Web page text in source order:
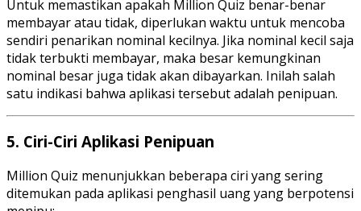
Untuk memastikan apakah Million Quiz benar-benar
membayar atau tidak, diperlukan waktu untuk mencoba
sendiri penarikan nominal kecilnya. Jika nominal kecil saja
tidak terbukti membayar, maka besar kemungkinan
nominal besar juga tidak akan dibayarkan. Inilah salah
satu indikasi bahwa aplikasi tersebut adalah penipuan.
5. Ciri-Ciri Aplikasi Penipuan
Million Quiz menunjukkan beberapa ciri yang sering
ditemukan pada aplikasi penghasil uang yang berpotensi